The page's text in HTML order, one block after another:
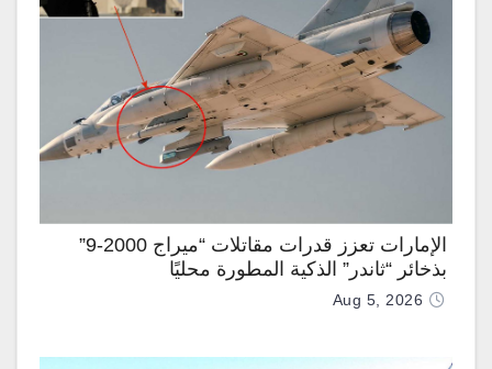
الإمارات تعزز قدرات مقاتلات “ميراج 2000-9”
بذخائر “ثاندر” الذكية المطورة محليًا
Aug 5, 2026